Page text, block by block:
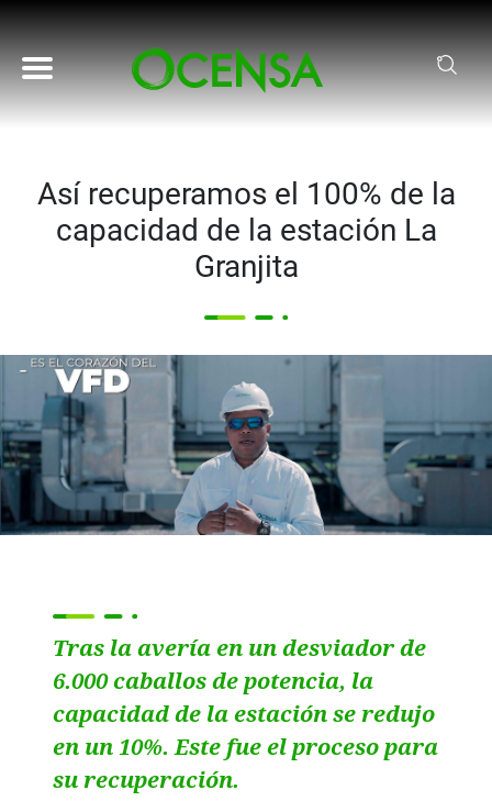
Pasar al contenido principal
Así recuperamos el 100% de la
capacidad de la estación La
Granjita
Tras la avería en un desviador de
6.000 caballos de potencia, la
capacidad de la estación se redujo
en un 10%. Este fue el proceso para
su recuperación.